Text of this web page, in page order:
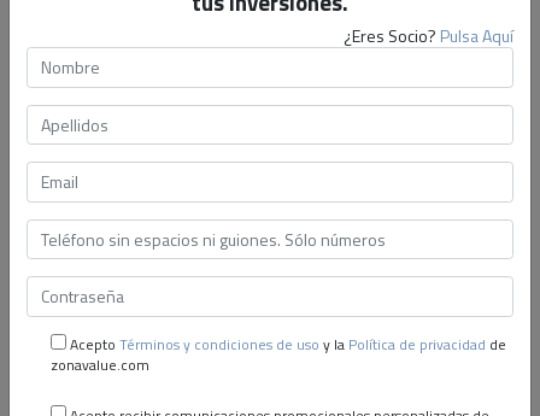
ACCIONES
ARTIFICIAL
Buscador de acciones Mi cartera Screener Profesional
Mi cartera
grandes empresas
12-06-2019
R
¿Eres Socio? Pulsa Aquí
Acepto Términos y condiciones de uso y la Política de privacidad de
zonavalue.com